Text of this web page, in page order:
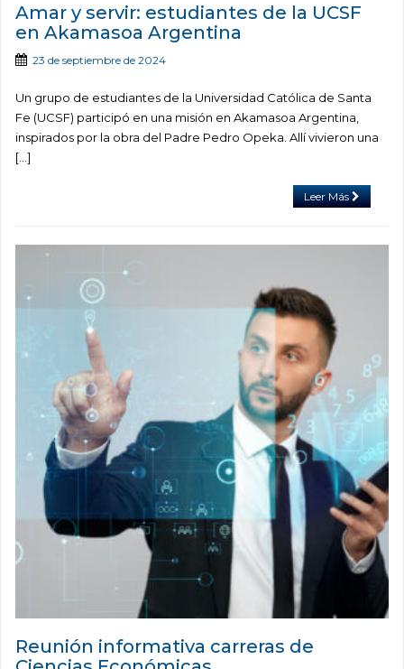
Amar y servir: estudiantes de la UCSF
en Akamasoa Argentina
23 de septiembre de 2024
Un grupo de estudiantes de la Universidad Católica de Santa
Fe (UCSF) participó en una misión en Akamasoa Argentina,
inspirados por la obra del Padre Pedro Opeka. Allí vivieron una
[…]
Leer Más
Reunión informativa carreras de